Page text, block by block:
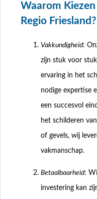
Waarom
Regio Friesland?
Vakkundigheid:
zijn stuk voor
ervaring in het
nodige expertise
een succesvol
het schilderen
of gevels, wij
vakmanschap.
Betaalbaarheid:
investering kan